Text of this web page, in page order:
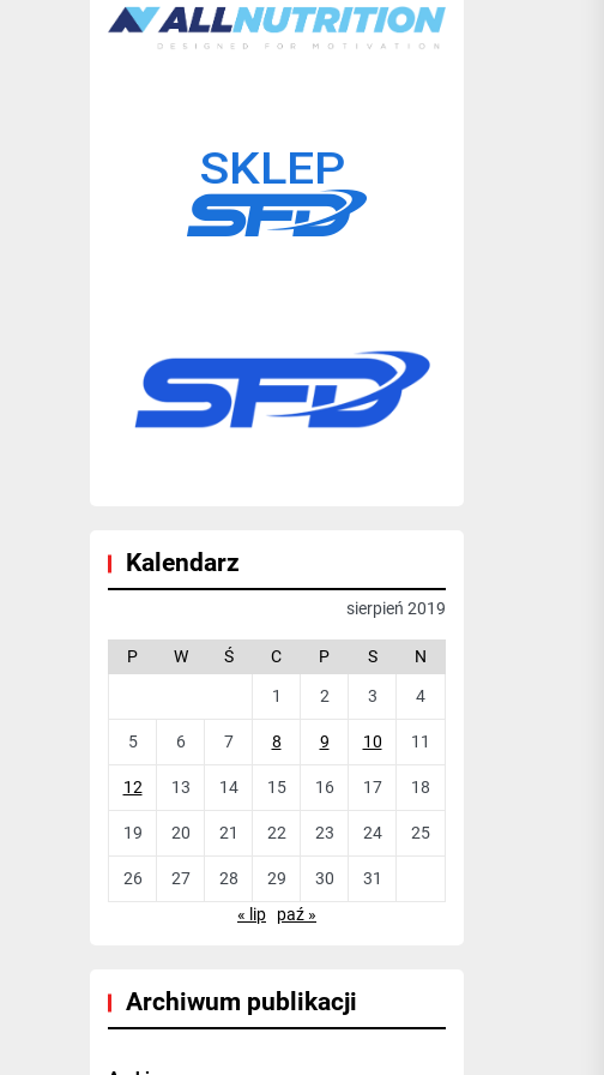
Kalendarz
sierpień 2019
P W Ś C P S N
1 2 3 4
5 6 7 8 9 10 11
12 13 14 15 16 17 18
19 20 21 22 23 24 25
26 27 28 29 30
31
« lip
paź »
Archiwum publikacji